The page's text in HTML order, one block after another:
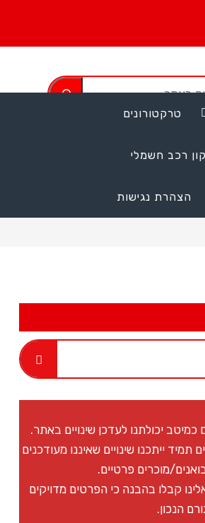
טרקטורונים
רכב חשמלי
הצהרת נגישות
כמיטב יכולתנו לעדכן שינויים באתר.
ייתכנו שינויים שאיננו מעודכנים
מוכרים פרטיים.
קבלו בהבנה כי הפרטים מדויקים
הנכון.